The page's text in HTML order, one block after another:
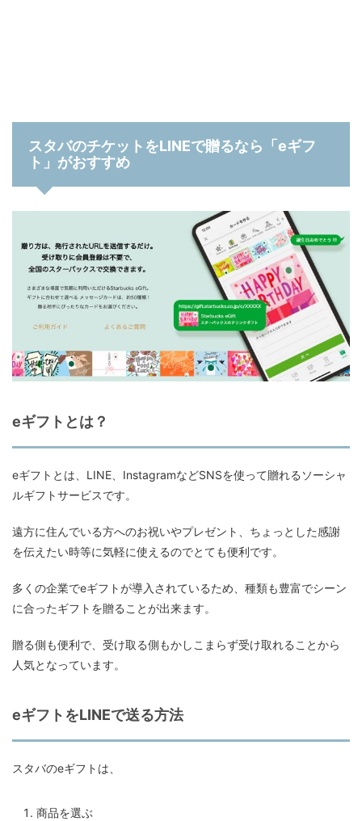
スタバのチケットをLINEで贈るなら「eギフ
ト」がおすすめ
eギフトとは？
eギフトとは、LINE、InstagramなどSNSを使って贈れるソーシャ
ルギフトサービスです。
遠方に住んでいる方へのお祝いやプレゼント、ちょっとした感謝
を伝えたい時等に気軽に使えるのでとても便利です。
多くの企業でeギフトが導入されているため、種類も豊富でシーン
に合ったギフトを贈ることが出来ます。
贈る側も便利で、受け取る側もかしこまらず受け取れることから
人気となっています。
eギフトをLINEで送る方法
スタバのeギフトは、
商品を選ぶ